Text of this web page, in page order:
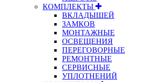
КОМПЛЕКТЫ
ВКЛАДЫШЕЙ
ЗАМКОВ
МОНТАЖНЫЕ
ОСВЕЩЕНИЯ
ПЕРЕГОВОРНЫЕ
РЕМОНТНЫЕ
СЕРВИСНЫЕ
УПЛОТНЕНИЙ